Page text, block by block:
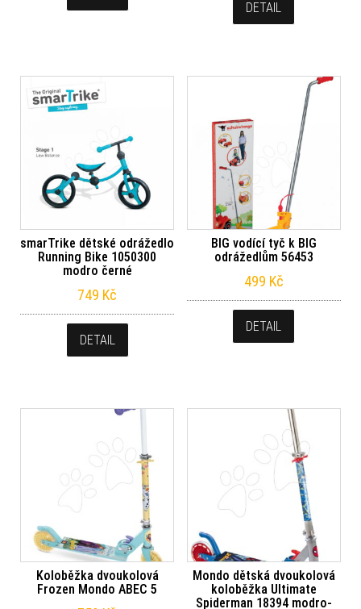
DETAIL
smarTrike dětské odrážedlo
Running Bike 1050300
modro černé
749 Kč
DETAIL
BIG vodící tyč k BIG
odrážedlům 56453
499 Kč
DETAIL
Koloběžka dvoukolová
Frozen Mondo ABEC 5
Mondo dětská dvoukolová
koloběžka Ultimate
Spiderman 18394 modro-